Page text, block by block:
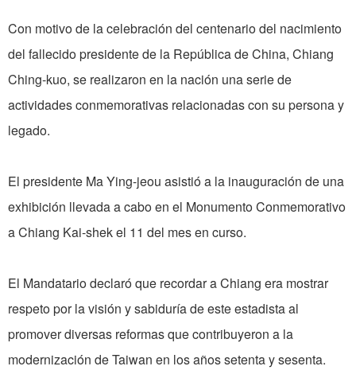
Con motivo de la celebración del centenario del nacimiento
del fallecido presidente de la República de China, Chiang
Ching-kuo, se realizaron en la nación una serie de
actividades conmemorativas relacionadas con su persona y
legado.
El presidente Ma Ying-jeou asistió a la inauguración de una
exhibición llevada a cabo en el Monumento Conmemorativo
a Chiang Kai-shek el 11 del mes en curso.
El Mandatario declaró que recordar a Chiang era mostrar
respeto por la visión y sabiduría de este estadista al
promover diversas reformas que contribuyeron a la
modernización de Taiwan en los años setenta y sesenta.